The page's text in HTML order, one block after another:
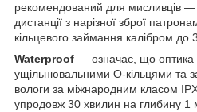
рекомендований для мисливців —
дистанції з нарізної зброї
кільцевого займання калібром
Waterproof — означає, що оптика
ущільнювальними О-кільцями та
вологи за міжнародним класом
упродовж 30 хвилин на глибину 1